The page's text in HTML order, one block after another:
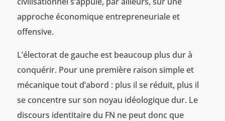
approche économique entrepreneuriale et
offensive.
L’électorat de gauche est beaucoup plus dur à
conquérir. Pour une première raison simple et
mécanique tout d’abord : plus il se réduit, plus il
se concentre sur son noyau idéologique dur. Le
discours identitaire du FN ne peut donc que